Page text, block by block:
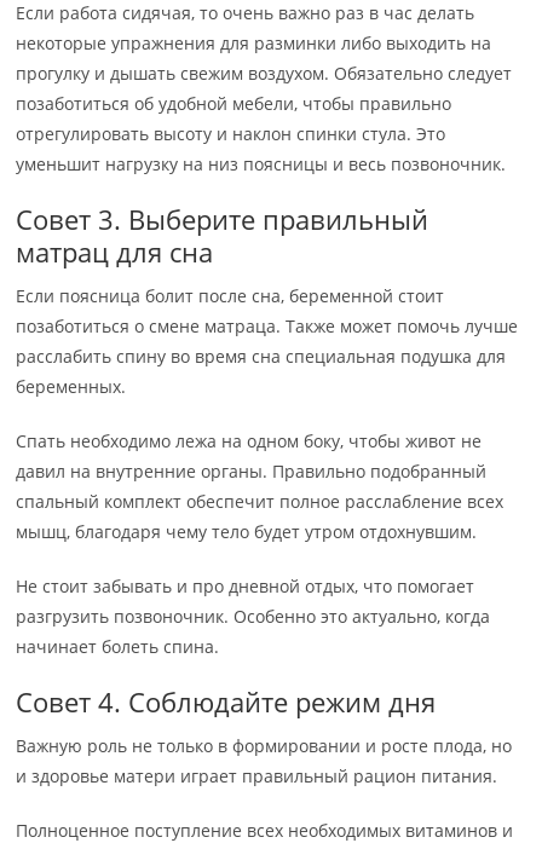
Если работа сидячая, то очень важно раз в час делать
некоторые упражнения для разминки либо выходить на
прогулку и дышать свежим воздухом. Обязательно следует
позаботиться об удобной мебели, чтобы правильно
отрегулировать высоту и наклон спинки стула. Это
уменьшит нагрузку на низ поясницы и весь позвоночник.
Совет 3. Выберите правильный
матрац для сна
Если поясница болит после сна, беременной стоит
позаботиться о смене матраца. Также может помочь лучше
расслабить спину во время сна специальная подушка для
беременных.
Спать необходимо лежа на одном боку, чтобы живот не
давил на внутренние органы. Правильно подобранный
спальный комплект обеспечит полное расслабление всех
мышц, благодаря чему тело будет утром отдохнувшим.
Не стоит забывать и про дневной отдых, что помогает
разгрузить позвоночник. Особенно это актуально, когда
начинает болеть спина.
Совет 4. Соблюдайте режим дня
Важную роль не только в формировании и росте плода, но
и здоровье матери играет правильный рацион питания.
Полноценное поступление всех необходимых витаминов и